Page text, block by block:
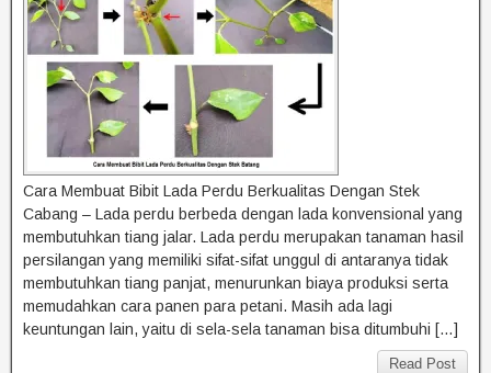
Cara Membuat Bibit Lada Perdu Berkualitas Dengan Stek
Cabang – Lada perdu berbeda dengan lada konvensional yang
membutuhkan tiang jalar. Lada perdu merupakan tanaman hasil
persilangan yang memiliki sifat-sifat unggul di antaranya tidak
membutuhkan tiang panjat, menurunkan biaya produksi serta
memudahkan cara panen para petani. Masih ada lagi
keuntungan lain, yaitu di sela-sela tanaman bisa ditumbuhi […]
Read Post